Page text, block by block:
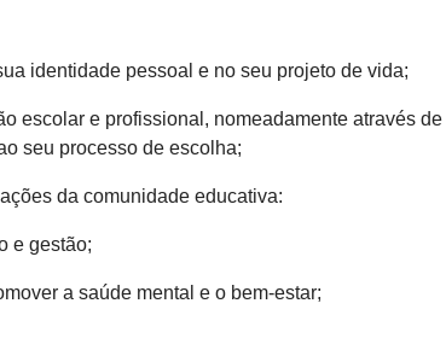
identidade pessoal e no seu projeto de vida;
escolar e profissional, nomeadamente através
seu processo de escolha;
da comunidade educativa:
e gestão;
a saúde mental e o bem-estar;